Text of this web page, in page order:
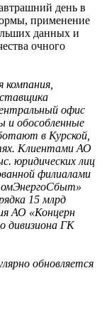
день в
применение
данных и
очного
компания,
офис
и обособленные
в Курской,
Клиентами АО
юридических лиц
филиалами
15 млрд
АО «Концерн
дивизиона ГК
обновляется